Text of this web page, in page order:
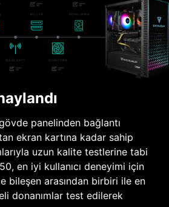
panelinden bağlantı
ekran kartına kadar sahip
uzun kalite testlerine tabi
en iyi kullanıcı deneyimi için
bileşen arasından birbiri ile en
donanımlar test edilerek